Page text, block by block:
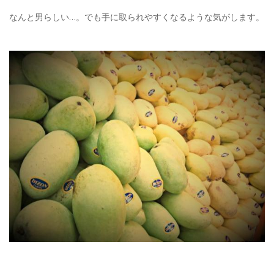
なんと男らしい…。でも手に取られやすくなるような気がします。